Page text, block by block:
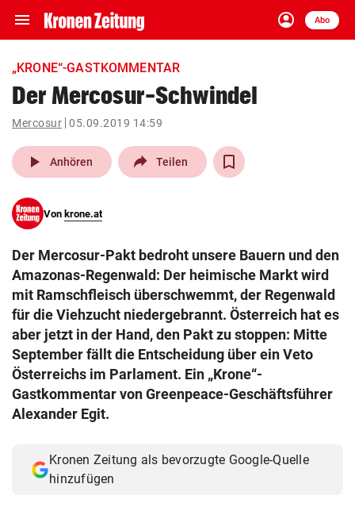
menu Navigation
ein-/ausklappen
account_circle
Anmelden
Abo
close Schließen
account_circle Anmelden
pin_drop
arrow_right
bookmark Merkliste
search
Suchbegriff
eingeben
© Krone Multimedia GmbH & Co KG 2026
Muthgasse 2, 1190 Wien
„KRONE“-GASTKOMMENTAR
Der Mercosur-Schwindel
Mercosur 05.09.2019 14:59
play_arrow Anhören Teilen
Von krone.at
Der Mercosur-Pakt bedroht unsere Bauern und den
Amazonas-Regenwald: Der heimische Markt wird
mit Ramschfleisch überschwemmt, der Regenwald
für die Viehzucht niedergebrannt. Österreich hat es
aber jetzt in der Hand, den Pakt zu stoppen: Mitte
September fällt die Entscheidung über ein Veto
Österreichs im Parlament. Ein „Krone“-
Gastkommentar von Greenpeace-Geschäftsführer
Alexander Egit.
Kronen Zeitung als bevorzugte Google-Quelle
hinzufügen